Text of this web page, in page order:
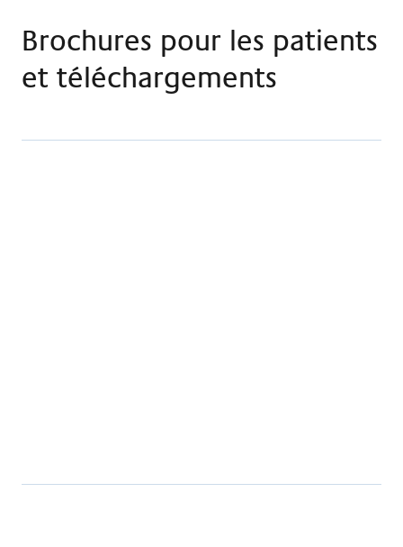
Brochures pour les patients
et téléchargements